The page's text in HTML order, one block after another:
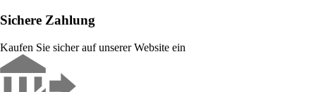
Sichere Zahlung
Kaufen Sie sicher auf unserer Website ein